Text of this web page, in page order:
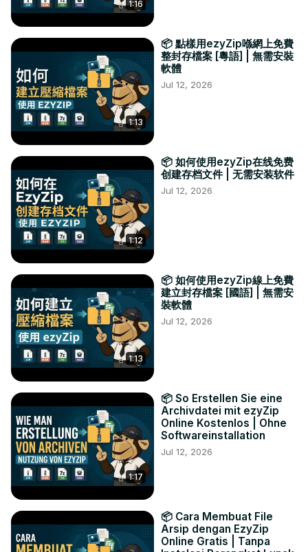
1:16
1:13
📦 點樣用ezyZip喺網上免費
整封存檔案 [粵語] | 無需安裝
軟體
Jul 12, 2026
1:12
📦 如何使用ezyZip在线免费
创建存档文件 | 无需安装软件
Jul 12, 2026
1:13
📦 如何使用ezyZip線上免費
建立封存檔案 [國語] | 無需安
裝軟體
Jul 12, 2026
1:17
📦 So Erstellen Sie eine
Archivdatei mit ezyZip
Online Kostenlos | Ohne
Softwareinstallation
Jul 12, 2026
📦 Cara Membuat File
Arsip dengan EzyZip
Online Gratis | Tanpa